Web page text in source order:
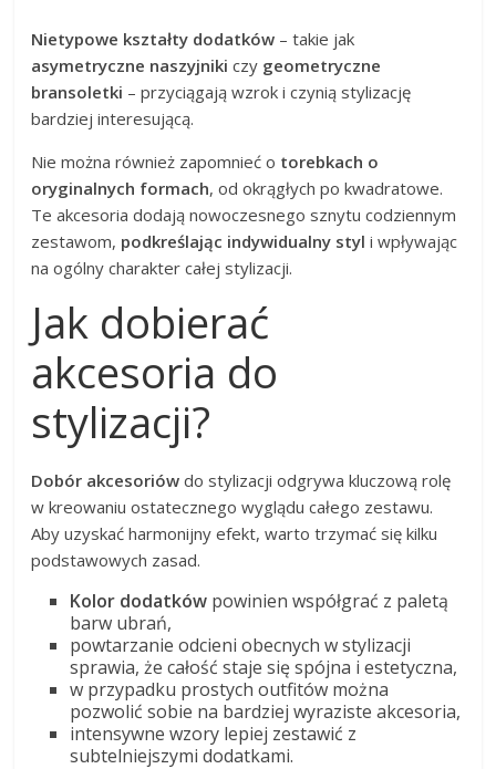
Nietypowe kształty dodatków – takie jak
asymetryczne naszyjniki czy geometryczne
bransoletki – przyciągają wzrok i czynią stylizację
bardziej interesującą.
Nie można również zapomnieć o torebkach o
oryginalnych formach, od okrągłych po kwadratowe.
Te akcesoria dodają nowoczesnego sznytu codziennym
zestawom, podkreślając indywidualny styl i wpływając
na ogólny charakter całej stylizacji.
Jak dobierać
akcesoria do
stylizacji?
Dobór akcesoriów do stylizacji odgrywa kluczową rolę
w kreowaniu ostatecznego wyglądu całego zestawu.
Aby uzyskać harmonijny efekt, warto trzymać się kilku
podstawowych zasad.
Kolor dodatków powinien współgrać z paletą
barw ubrań,
powtarzanie odcieni obecnych w stylizacji
sprawia, że całość staje się spójna i estetyczna,
w przypadku prostych outfitów można
pozwolić sobie na bardziej wyraziste akcesoria,
intensywne wzory lepiej zestawić z
subtelniejszymi dodatkami.